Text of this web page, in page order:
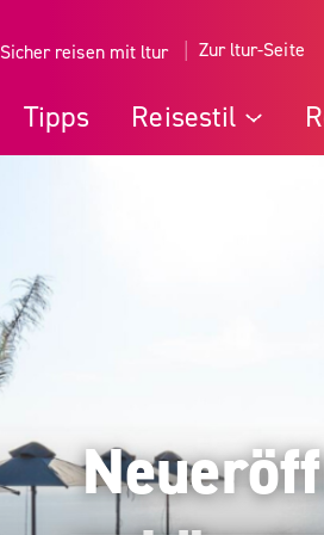
Sicher reisen mit ltur Zur ltur-Seite
Tipps Reisestil